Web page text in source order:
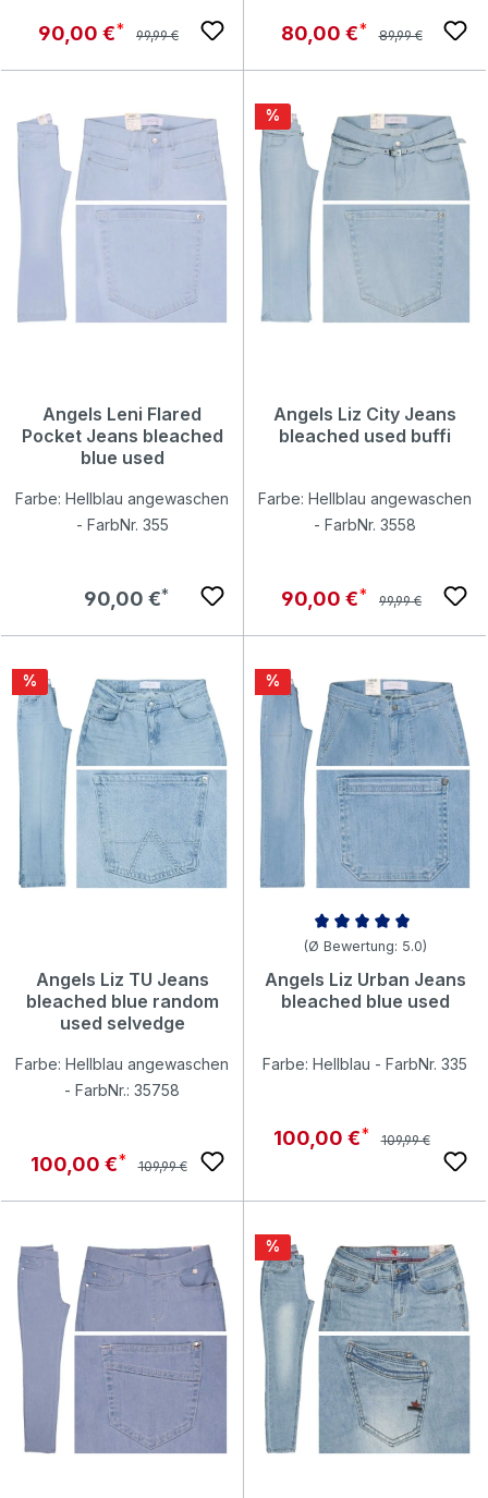
Verkaufspreis:
90,00 € Regulärer Preis:
99,99 € Verkaufspreis:
80,00 € Regulärer Preis:
89,99 €
Angels Leni Flared
Pocket Jeans bleached
blue used
Farbe: Hellblau angewaschen
- FarbNr. 355
Regulärer Preis:
90,00 €
Rabatt
%
Angels Liz City Jeans
bleached used buffi
Farbe: Hellblau angewaschen
- FarbNr. 3558
Verkaufspreis:
90,00 € Regulärer Preis:
99,99 €
Rabatt
%
Angels Liz TU Jeans
bleached blue random
used selvedge
Farbe: Hellblau angewaschen
- FarbNr.: 35758
Verkaufspreis:
100,00 € Regulärer Preis:
109,99 €
Rabatt
%
Durchschnittliche Bewertung
(Ø Bewertung: 5.0)
Angels Liz Urban Jeans
bleached blue used
Farbe: Hellblau - FarbNr. 335
Verkaufspreis:
100,00 € Regulärer Preis:
109,99 €
Rabatt
%